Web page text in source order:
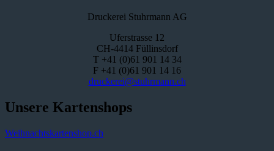
Druckerei Stuhrmann AG
Uferstrasse 12
CH-4414 Füllinsdorf
T +41 (0)61 901 14 34
F +41 (0)61 901 14 16
druckerei@stuhrmann.ch
Unsere Kartenshops
Weihnachtskartenshop.ch